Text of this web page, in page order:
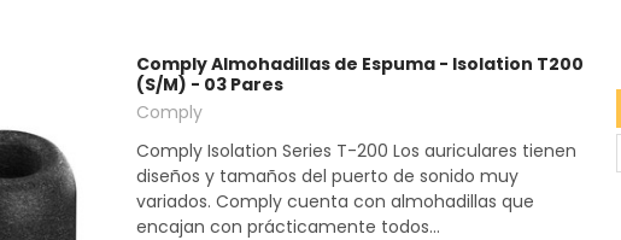
Comply Almohadillas de Espuma - Isolation T200
(S/M) - 03 Pares
Comply
Comply Isolation Series T-200 Los auriculares tienen
diseños y tamaños del puerto de sonido muy
variados. Comply cuenta con almohadillas que
encajan con prácticamente todos...